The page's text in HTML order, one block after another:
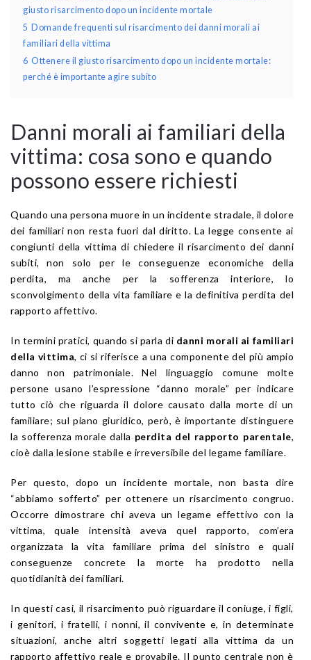
giusto risarcimento dopo un incidente mortale
5 Domande frequenti sul risarcimento dei danni morali ai
familiari della vittima
6 Ottenere il giusto risarcimento dopo un incidente mortale:
perché è importante agire subito
Danni morali ai familiari della
vittima: cosa sono e quando
possono essere richiesti
Quando una persona muore in un incidente stradale, il dolore
dei familiari non resta fuori dal diritto. La legge consente ai
congiunti della vittima di chiedere il risarcimento dei danni
subiti, non solo per le conseguenze economiche della
perdita, ma anche per la sofferenza interiore, lo
sconvolgimento della vita familiare e la definitiva perdita del
rapporto affettivo.
In termini pratici, quando si parla di danni morali ai familiari
della vittima, ci si riferisce a una componente del più ampio
danno non patrimoniale. Nel linguaggio comune molte
persone usano l’espressione “danno morale” per indicare
tutto ciò che riguarda il dolore causato dalla morte di un
familiare; sul piano giuridico, però, è importante distinguere
la sofferenza morale dalla perdita del rapporto parentale,
cioè dalla lesione stabile e irreversibile del legame familiare.
Per questo, dopo un incidente mortale, non basta dire
“abbiamo sofferto” per ottenere un risarcimento congruo.
Occorre dimostrare chi aveva un legame effettivo con la
vittima, quale intensità aveva quel rapporto, com’era
organizzata la vita familiare prima del sinistro e quali
conseguenze concrete la morte ha prodotto nella
quotidianità dei familiari.
In questi casi, il risarcimento può riguardare il coniuge, i figli,
i genitori, i fratelli, i nonni, il convivente e, in determinate
situazioni, anche altri soggetti legati alla vittima da un
rapporto affettivo reale e provabile. Il punto centrale non è